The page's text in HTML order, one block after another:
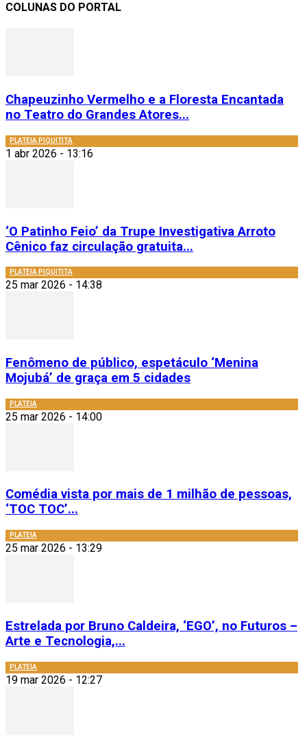
COLUNAS DO PORTAL
Chapeuzinho Vermelho e a Floresta Encantada
no Teatro do Grandes Atores...
PLATEIA PIQUITITA
1 abr 2026 - 13:16
‘O Patinho Feio’ da Trupe Investigativa Arroto
Cênico faz circulação gratuita...
PLATEIA PIQUITITA
25 mar 2026 - 14:38
Fenômeno de público, espetáculo ‘Menina
Mojubá’ de graça em 5 cidades
PLATEIA
25 mar 2026 - 14:00
Comédia vista por mais de 1 milhão de pessoas,
‘TOC TOC’...
PLATEIA
25 mar 2026 - 13:29
Estrelada por Bruno Caldeira, ‘EGO’, no Futuros –
Arte e Tecnologia,...
PLATEIA
19 mar 2026 - 12:27